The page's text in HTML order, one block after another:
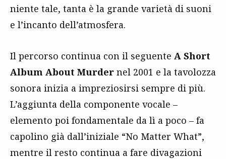
niente tale, tanta è la grande varietà di suoni
e l’incanto dell’atmosfera.
Il percorso continua con il seguente A Short
Album About Murder nel 2001 e la tavolozza
sonora inizia a impreziosirsi sempre di più.
L’aggiunta della componente vocale –
elemento poi fondamentale da lì a poco – fa
capolino già dall’iniziale “No Matter What”,
mentre il resto continua a fare divagazioni